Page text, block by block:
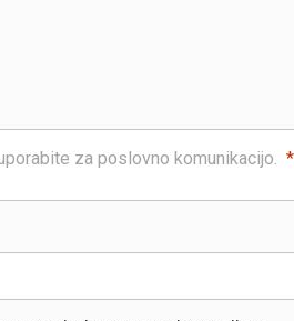
za poslovno komunikacijo.